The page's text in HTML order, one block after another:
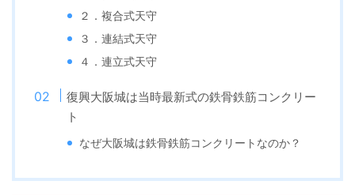
２．複合式天守
３．連結式天守
４．連立式天守
復興大阪城は当時最新式の鉄骨鉄筋コンクリー
ト
なぜ大阪城は鉄骨鉄筋コンクリートなのか？